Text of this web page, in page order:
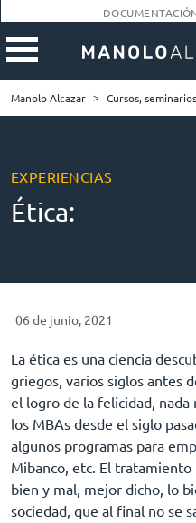
Manolo Alcazar > Cursos,
EXPERIENCIAS
Ética:
06 de junio, 2021
La ética es una ciencia
griegos, varios siglos antes
el logro de la felicidad, nada
los MBAs desde el siglo
algunos programas para
Mibanco, etc. El tratamiento
bien y mal, mejor dicho, lo
sociedad, que al final no se